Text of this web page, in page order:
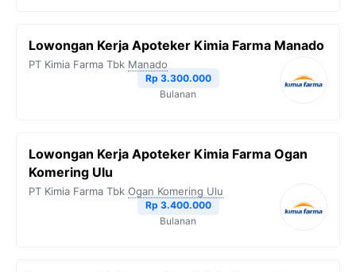
Lowongan Kerja Apoteker Kimia Farma Manado
PT Kimia Farma Tbk Manado
Rp 3.300.000
Bulanan
Lowongan Kerja Apoteker Kimia Farma Ogan
Komering Ulu
PT Kimia Farma Tbk Ogan Komering Ulu
Rp 3.400.000
Bulanan